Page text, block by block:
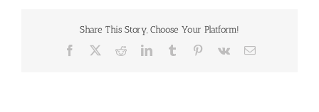
maux
tête
Share This Story, Choose Your Platform!
Facebook RedditLinkedInTumblr Pinterest
Vk Courriel